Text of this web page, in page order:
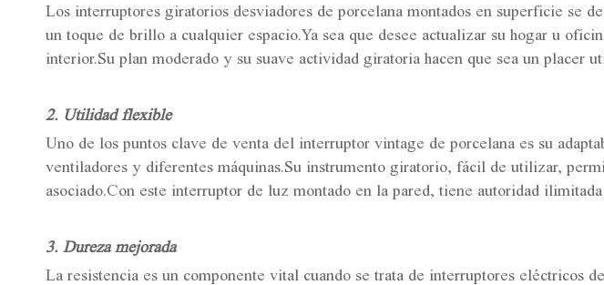
Los interruptores giratorios desviadores de porcelana montados en superficie se
un toque de brillo a cualquier espacio.Ya sea que desee actualizar su hogar u
interior.Su plan moderado y su suave actividad giratoria hacen que sea un placer
2. Utilidad flexible
Uno de los puntos clave de venta del interruptor vintage de porcelana es su
ventiladores y diferentes máquinas.Su instrumento giratorio, fácil de utilizar,
asociado.Con este interruptor de luz montado en la pared, tiene autoridad
3. Dureza mejorada
La resistencia es un componente vital cuando se trata de interruptores